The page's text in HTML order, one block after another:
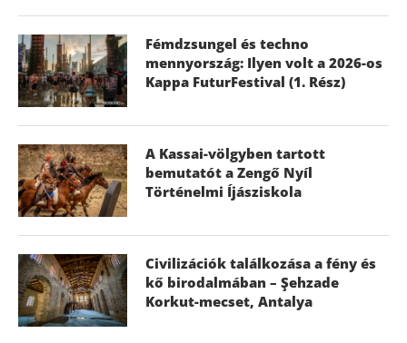
Fémdzsungel és techno
mennyország: Ilyen volt a 2026-os
Kappa FuturFestival (1. Rész)
A Kassai-völgyben tartott
bemutatót a Zengő Nyíl
Történelmi Íjásziskola
Civilizációk találkozása a fény és
kő birodalmában – Şehzade
Korkut-mecset, Antalya